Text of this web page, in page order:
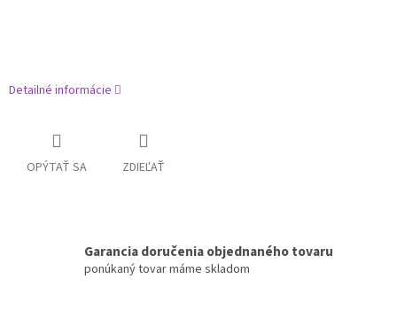
Detailné informácie
OPÝTAŤ SA ZDIEĽAŤ
Garancia doručenia objednaného tovaru
ponúkaný tovar máme skladom